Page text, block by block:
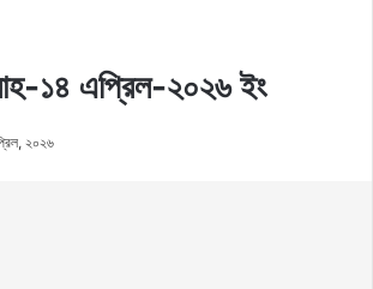
১৪ এপ্রিল-২০২৬ ইং
২০২৬